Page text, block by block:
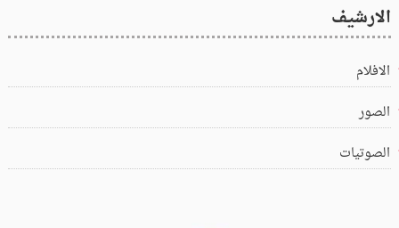
الارشيف
الافلام
الصور
الصوتيات